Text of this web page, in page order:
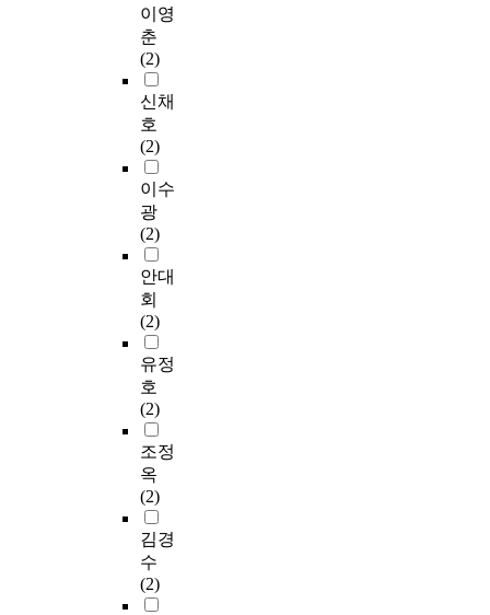
이영
춘
(2)
신채
호
(2)
이수
광
(2)
안대
회
(2)
유정
호
(2)
조정
옥
(2)
김경
수
(2)